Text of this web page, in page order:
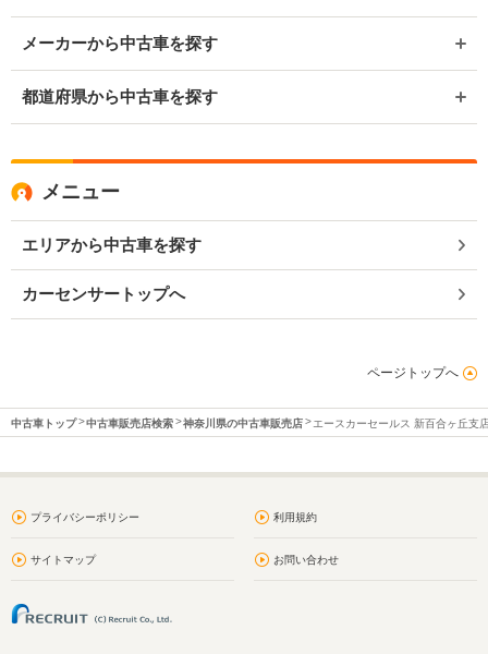
メーカーから中古車を探す
都道府県から中古車を探す
メニュー
エリアから中古車を探す
カーセンサートップへ
ページトップへ
中古車トップ 中古車販売店検索 神奈川県の中古車販売店 エースカーセールス 新百合ヶ丘支
プライバシーポリシー 利用規約
サイトマップ お問い合わせ